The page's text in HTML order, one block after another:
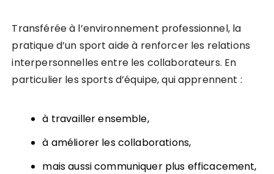
Transférée à l’environnement professionnel, la
pratique d’un sport aide à renforcer les relations
interpersonnelles entre les collaborateurs. En
particulier les sports d’équipe, qui apprennent :
à travailler ensemble,
à améliorer les collaborations,
mais aussi communiquer plus efficacement,